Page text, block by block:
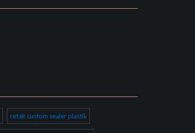
cetak custom sealer plastik